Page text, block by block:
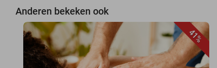
Anderen bekeken ook
41%